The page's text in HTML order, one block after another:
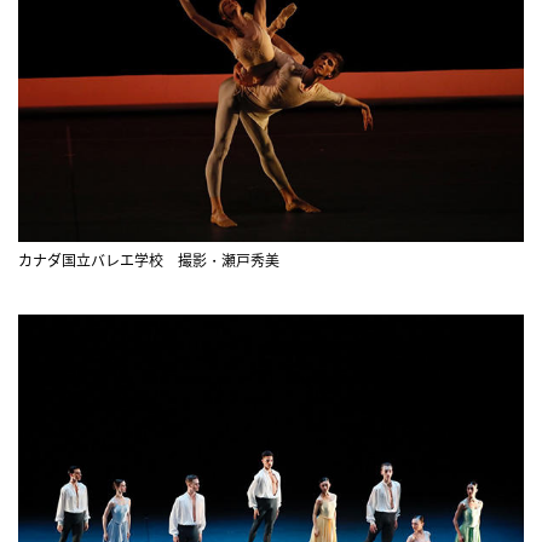
カナダ国立バレエ学校 撮影・瀬戸秀美